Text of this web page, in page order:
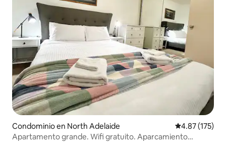
Condominio en North Adelaide Calificación
4.87 (175)
Apartamento grande. Wifi gratuito. Aparcamiento